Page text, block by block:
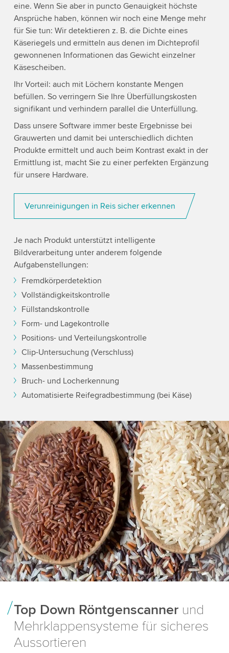
eine. Wenn Sie aber in puncto Genauigkeit höchste
Ansprüche haben, können wir noch eine Menge mehr
für Sie tun: Wir detektieren z. B. die Dichte eines
Käseriegels und ermitteln aus denen im Dichteprofil
gewonnenen Informationen das Gewicht einzelner
Käsescheiben.
Ihr Vorteil: auch mit Löchern konstante Mengen
befüllen. So verringern Sie Ihre Überfüllungskosten
signifikant und verhindern parallel die Unterfüllung.
Dass unsere Software immer beste Ergebnisse bei
Grauwerten und damit bei unterschiedlich dichten
Produkte ermittelt und auch beim Kontrast exakt in der
Ermittlung ist, macht Sie zu einer perfekten Ergänzung
für unsere Hardware.
Verunreinigungen in Reis sicher erkennen
Je nach Produkt unterstützt intelligente
Bildverarbeitung unter anderem folgende
Aufgabenstellungen:
Fremdkörperdetektion
Vollständigkeitskontrolle
Füllstandskontrolle
Form- und Lagekontrolle
Positions- und Verteilungskontrolle
Clip-Untersuchung (Verschluss)
Massenbestimmung
Bruch- und Locherkennung
Automatisierte Reifegradbestimmung (bei Käse)
Top Down Röntgenscannerund
Mehrklappensysteme für sicheres
Aussortieren